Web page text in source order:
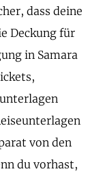
dass deine
Deckung für
in Samara
von den
du vorhast,